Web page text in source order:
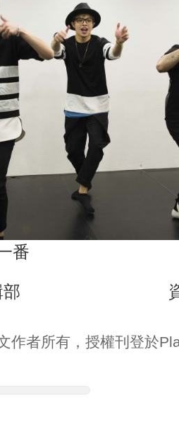
番
編輯部 資料/
作者所有，授權刊登於